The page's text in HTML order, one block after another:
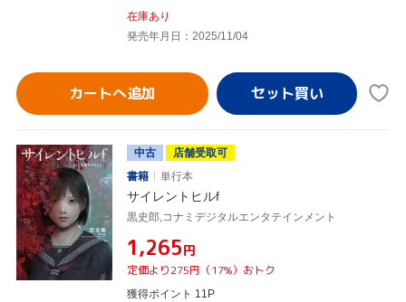
在庫あり
発売年月日：2025/11/04
カートへ追加
中古
店舗受取可
書籍
単行本
サイレントヒルf
黒史郎,コナミデジタルエンタテインメント
¥1,265円
定価より275円（17%）おトク
獲得ポイント 11P